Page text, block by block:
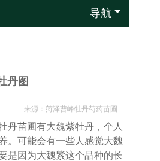
导航
丹图
来源：菏泽曹峰牡丹芍药苗圃
丹苗圃有大魏紫牡丹，个人
。可能会有一些人感觉大魏
是因为大魏紫这个品种的长